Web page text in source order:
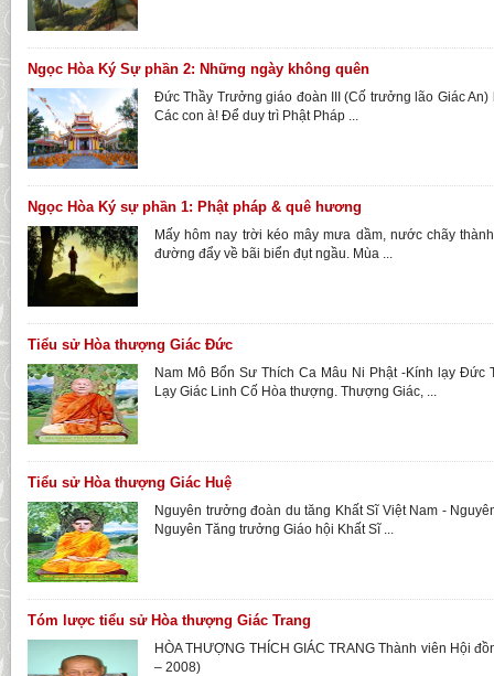
Ngọc Hòa Ký Sự phần 2: Những ngày không quên
Đức Thầy Trưởng giáo đoàn III (Cố trưởng lão Giác
Các con à! Để duy trì Phật Pháp ...
Ngọc Hòa Ký sự phần 1: Phật pháp & quê hương
Mấy hôm nay trời kéo mây mưa dầm, nước chãy
đường đẩy về bãi biển đụt ngầu. Mùa ...
Tiểu sử Hòa thượng Giác Đức
Nam Mô Bổn Sư Thích Ca Mâu Ni Phật -Kính lạy Đức
Lạy Giác Linh Cố Hòa thượng. Thượng Giác, ...
Tiểu sử Hòa thượng Giác Huệ
Nguyên trưởng đoàn du tăng Khất Sĩ Việt Nam -
Nguyên Tăng trưởng Giáo hội Khất Sĩ ...
Tóm lược tiểu sử Hòa thượng Giác Trang
HÒA THƯỢNG THÍCH GIÁC TRANG Thành viên Hội
– 2008)